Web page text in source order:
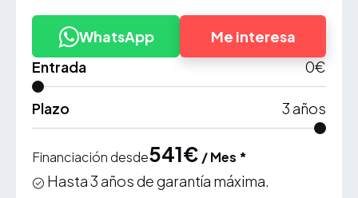
WhatsApp
Me interesa
Entrada
0€
Plazo 3años
Financiación desde541€ / Mes *
Hasta 3 años de garantía máxima.